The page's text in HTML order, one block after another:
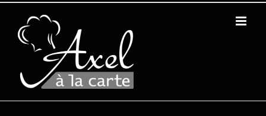
Inhalt
springen